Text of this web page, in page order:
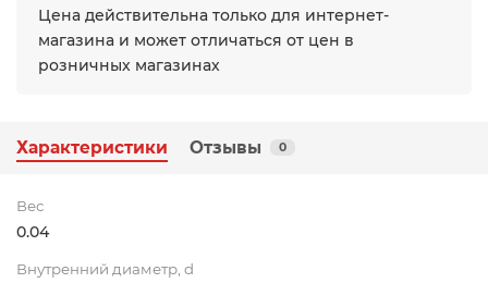
Цена действительна только для интернет-
магазина и может отличаться от цен в
розничных магазинах
Характеристики Отзывы 0
Вес
0.04
Внутренний диаметр, d